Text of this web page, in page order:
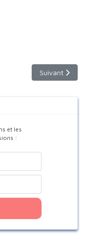
: un nouveau patriarche
Article suivant :
Suivant
et les
: